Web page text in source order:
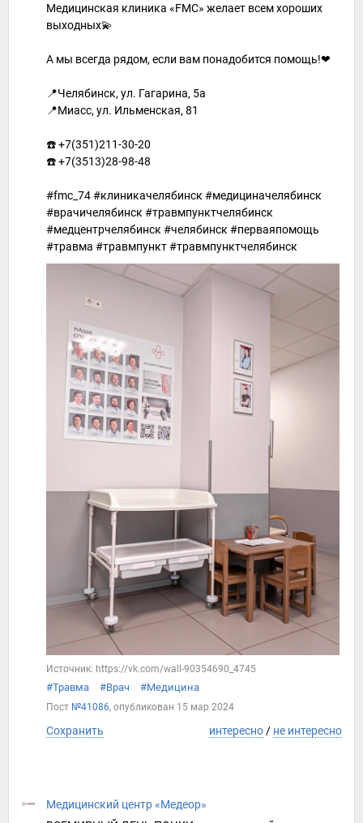
Медицинская клиника «FMC» желает всем хороших
выходных💫
А мы всегда рядом, если вам понадобится помощь!❤⠀
📍Челябинск, ул. Гагарина, 5а⁣⁣⠀⁣⁣⠀
📍Миасс, ул. Ильменская, 81⁣⁣⠀⁣⁣⠀
☎️ +7(351)211-30-20
☎️ +7(3513)28-98-48
#fmc_74 #клиникачелябинск #медициначелябинск
#врачичелябинск #травмпунктчелябинск
#медцентрчелябинск #челябинск #перваяпомощь
#травма #травмпункт #травмпунктчелябинск
Источник: https://vk.com/wall-90354690_4745
#Травма #Врач #Медицина
Пост №41086, опубликован 15 мар 2024
Сохранить интересно / не интересно
Медицинский центр «Медеор»